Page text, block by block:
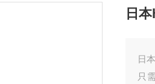
日
日
只